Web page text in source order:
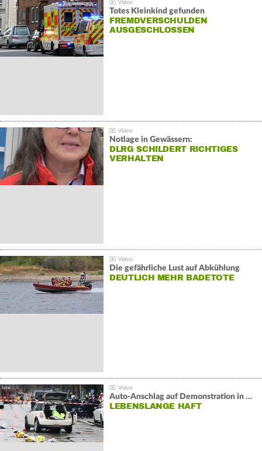
Totes Kleinkind gefunden
FREMDVERSCHULDEN
AUSGESCHLOSSEN
Notlage in Gewässern:
DLRG SCHILDERT RICHTIGES
VERHALTEN
Die gefährliche Lust auf Abkühlung
DEUTLICH MEHR BADETOTE
Auto-Anschlag auf Demonstration in München:
LEBENSLANGE HAFT